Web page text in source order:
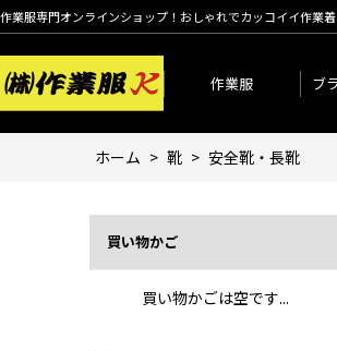
作業服専門オンラインショップ！おしゃれでカッコイイ作業
作業服 ブ
ホーム > 靴 > 安全靴・長靴
買い物かご
買い物かごは空です...